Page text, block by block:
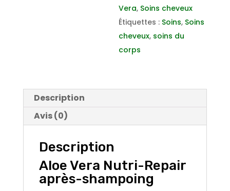
Vera, Soins cheveux
Étiquettes : Soins, Soins
cheveux, soins du
corps
Description
Avis (0)
Description
Aloe Vera Nutri-Repair
après-shampoing